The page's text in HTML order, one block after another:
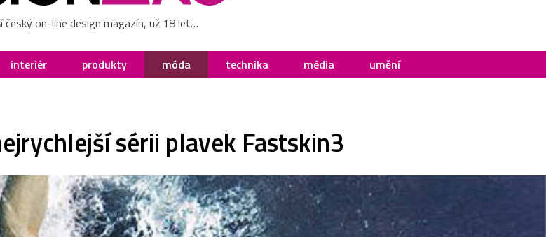
český on-line design magazín, už 18 let…
interiér produkty móda technika média umění
sérii plavek Fastskin3